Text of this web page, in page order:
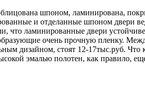
шпоном, ламинирована,
и отделанные шпоном двери
что ламинированные двери
очень прочную пленку.
дизайном, стоят 12-17тыс.руб. Что
эмалью полотен, как правило,